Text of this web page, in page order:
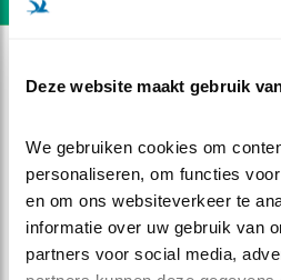
Deze website maakt gebruik
We gebruiken cookies om
personaliseren, om functies
en om ons websiteverkeer te
informatie over uw gebruik van
partners voor social media,